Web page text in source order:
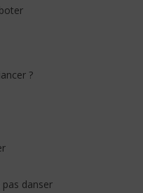
?
danser